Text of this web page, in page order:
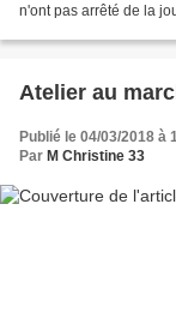
n'ont pas arrêté de la
Atelier au
Publié le 04/03/2018 à
Par M Christine 33